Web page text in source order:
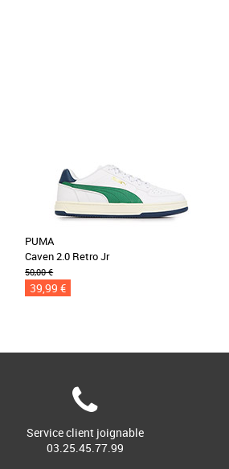
PUMA
Caven 2.0 Retro Jr
50,00 €
39,99 €
Service client joignable
03.25.45.77.99